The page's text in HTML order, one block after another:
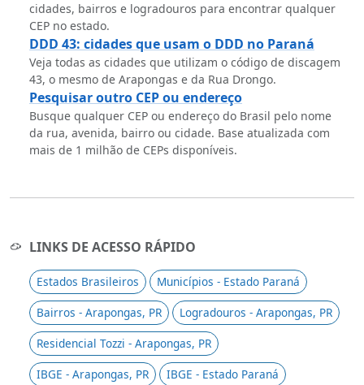
cidades, bairros e logradouros para encontrar qualquer
CEP no estado.
DDD 43: cidades que usam o DDD no Paraná
Veja todas as cidades que utilizam o código de discagem
43, o mesmo de Arapongas e da Rua Drongo.
Pesquisar outro CEP ou endereço
Busque qualquer CEP ou endereço do Brasil pelo nome
da rua, avenida, bairro ou cidade. Base atualizada com
mais de 1 milhão de CEPs disponíveis.
LINKS DE ACESSO RÁPIDO
Estados Brasileiros
Municípios - Estado Paraná
Bairros - Arapongas, PR
Logradouros - Arapongas, PR
Residencial Tozzi - Arapongas, PR
IBGE - Arapongas, PR
IBGE - Estado Paraná